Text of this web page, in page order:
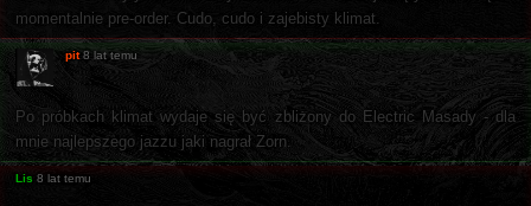
momentalnie pre-order. Cudo, cudo i zajebisty klimat.
pit 8 lat temu
Po próbkach klimat wydaje się być zbliżony do Electric Masady - dla
mnie najlepszego jazzu jaki nagrał Zorn.
Lis 8 lat temu